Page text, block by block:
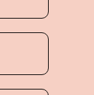
Seite
wie der